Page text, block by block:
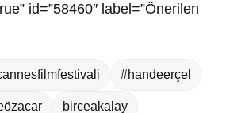
id=”58460″ label=”Önerilen
#handeerçel
birceakalay